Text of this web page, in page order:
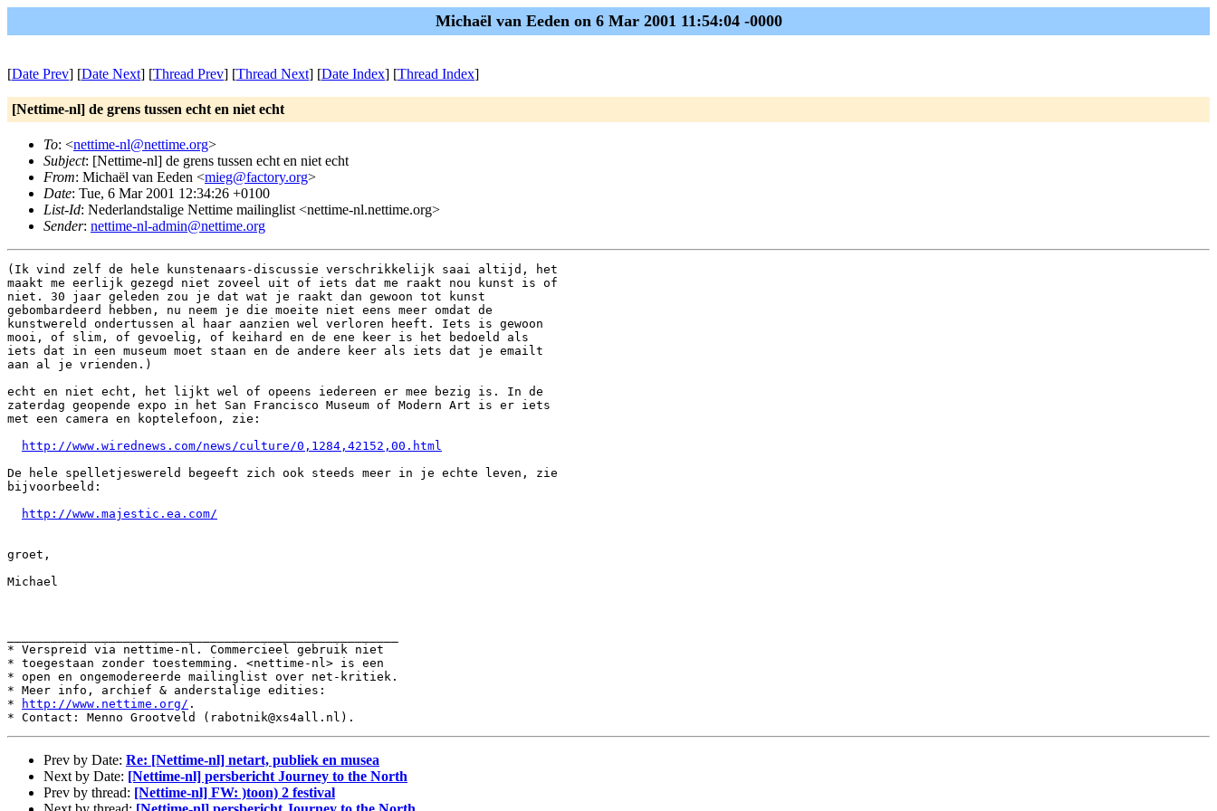
Michaël van Eeden on 6 Mar 2001 11:54:04 -0000
[Date Prev] [Date Next] [Thread Prev] [Thread Next] [Date Index] [Thread Index]
[Nettime-nl] de grens tussen echt en niet echt
To: <nettime-nl@nettime.org>
Subject: [Nettime-nl] de grens tussen echt en niet echt
From: Michaël van Eeden <mieg@factory.org>
Date: Tue, 6 Mar 2001 12:34:26 +0100
List-Id: Nederlandstalige Nettime mailinglist <nettime-nl.nettime.org>
Sender: nettime-nl-admin@nettime.org
(Ik vind zelf de hele kunstenaars-discussie verschrikkelijk saai altijd, het
maakt me eerlijk gezegd niet zoveel uit of iets dat me raakt nou kunst is of
niet. 30 jaar geleden zou je dat wat je raakt dan gewoon tot kunst
gebombardeerd hebben, nu neem je die moeite niet eens meer omdat de
kunstwereld ondertussen al haar aanzien wel verloren heeft. Iets is gewoon
mooi, of slim, of gevoelig, of keihard en de ene keer is het bedoeld als
iets dat in een museum moet staan en de andere keer als iets dat je emailt
aan al je vrienden.)
echt en niet echt, het lijkt wel of opeens iedereen er mee bezig is. In de
zaterdag geopende expo in het San Francisco Museum of Modern Art is er iets
met een camera en koptelefoon, zie:
http://www.wirednews.com/news/culture/0,1284,42152,00.html
De hele spelletjeswereld begeeft zich ook steeds meer in je echte leven, zie
bijvoorbeeld:
http://www.majestic.ea.com/
groet,
Michael
* Verspreid via nettime-nl. Commercieel gebruik niet
* toegestaan zonder toestemming. <nettime-nl> is een
* open en ongemodereerde mailinglist over net-kritiek.
* Meer info, archief & anderstalige edities:
*
http://www.nettime.org/ .
Prev by Date: Re: [Nettime-nl] netart, publiek en musea
Next by Date: [Nettime-nl] persbericht Journey to the North
Prev by thread: [Nettime-nl] FW: )toon) 2 festival